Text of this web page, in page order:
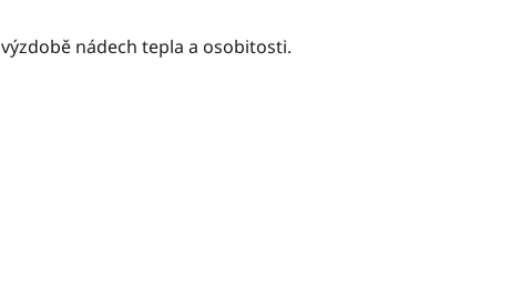
nádech tepla a osobitosti.